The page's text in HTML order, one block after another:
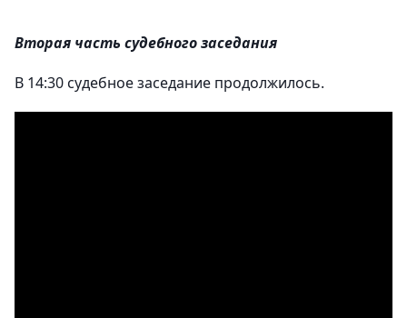
Вторая часть судебного заседания
В 14:30 судебное заседание продолжилось.